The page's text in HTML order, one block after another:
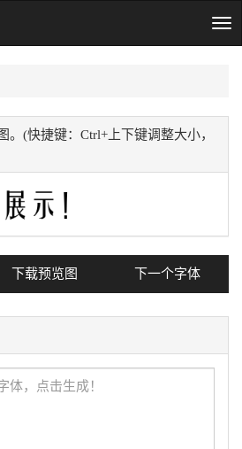
。(快捷键：Ctrl+上下键调整大小，
下载预览图 下一个字体